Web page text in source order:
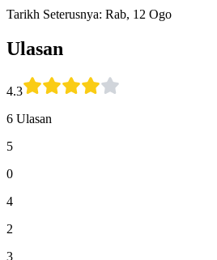
Tarikh Seterusnya: Rab, 12 Ogo
Ulasan
4.3
6 Ulasan
5
0
4
2
3